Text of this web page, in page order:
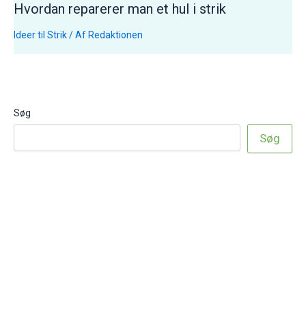
Hvordan reparerer man et hul i strik
Ideer til Strik/ Af Redaktionen
Søg
Søg